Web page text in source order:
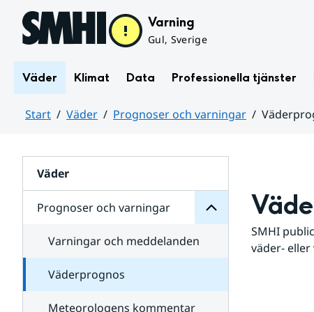
Hoppa till sidans innehåll Varning
Gul, Sverige
Väder Klimat Data Professionella tjänster
Start Väder Prognoser och varningar
Väder
Prognoser och varningar
för
varningar
Varningar och meddelanden
Väderprognos
Meteorologens kommentar
SMHI
väder-